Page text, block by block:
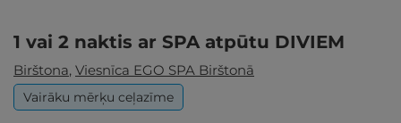
1 vai 2 naktis ar SPA atpūtu DIVIEM
Birštona, Viesnīca EGO SPA Birštonā
Vairāku mērķu ceļazīme